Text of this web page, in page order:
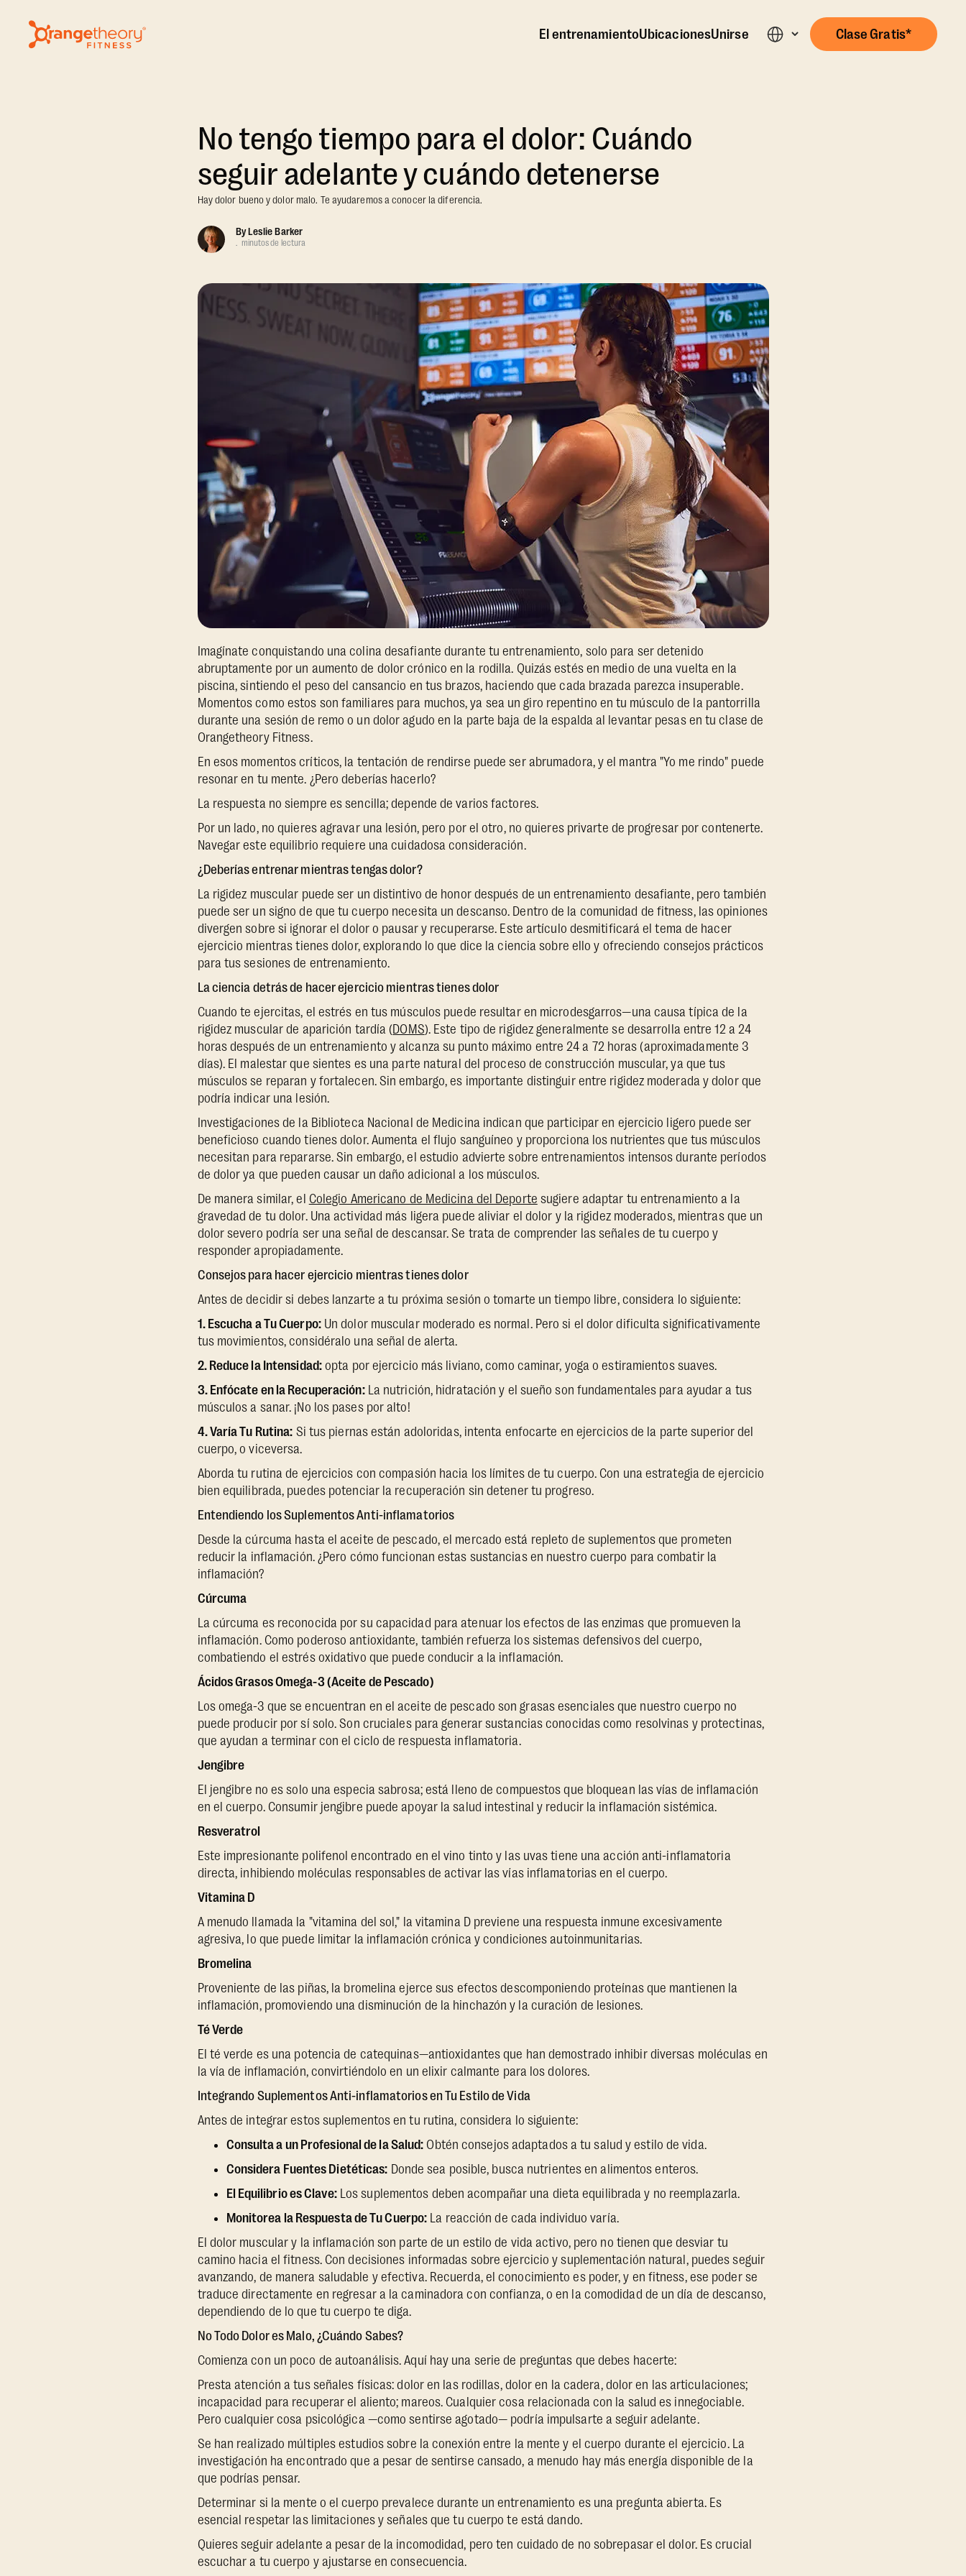
El entrenamientoUbicacionesUnirse Clase Gratis*
No tengo tiempo para el dolor: Cuándo
seguir adelante y cuándo detenerse
Hay dolor bueno y dolor malo. Te ayudaremos a conocer la diferencia.
By Leslie Barker
. minutos de lectura
Imagínate conquistando una colina desafiante durante tu entrenamiento, solo para ser detenido
abruptamente por un aumento de dolor crónico en la rodilla. Quizás estés en medio de una vuelta en la
piscina, sintiendo el peso del cansancio en tus brazos, haciendo que cada brazada parezca insuperable.
Momentos como estos son familiares para muchos, ya sea un giro repentino en tu músculo de la pantorrilla
durante una sesión de remo o un dolor agudo en la parte baja de la espalda al levantar pesas en tu clase de
Orangetheory Fitness.
En esos momentos críticos, la tentación de rendirse puede ser abrumadora, y el mantra "Yo me rindo" puede
resonar en tu mente. ¿Pero deberías hacerlo?
La respuesta no siempre es sencilla; depende de varios factores.
Por un lado, no quieres agravar una lesión, pero por el otro, no quieres privarte de progresar por contenerte.
Navegar este equilibrio requiere una cuidadosa consideración.
¿Deberías entrenar mientras tengas dolor?
La rigidez muscular puede ser un distintivo de honor después de un entrenamiento desafiante, pero también
puede ser un signo de que tu cuerpo necesita un descanso. Dentro de la comunidad de fitness, las opiniones
divergen sobre si ignorar el dolor o pausar y recuperarse. Este artículo desmitificará el tema de hacer
ejercicio mientras tienes dolor, explorando lo que dice la ciencia sobre ello y ofreciendo consejos prácticos
para tus sesiones de entrenamiento.
La ciencia detrás de hacer ejercicio mientras tienes dolor
Cuando te ejercitas, el estrés en tus músculos puede resultar en microdesgarros—una causa típica de la
rigidez muscular de aparición tardía (DOMS). Este tipo de rigidez generalmente se desarrolla entre 12 a 24
horas después de un entrenamiento y alcanza su punto máximo entre 24 a 72 horas (aproximadamente 3
días). El malestar que sientes es una parte natural del proceso de construcción muscular, ya que tus
músculos se reparan y fortalecen. Sin embargo, es importante distinguir entre rigidez moderada y dolor que
podría indicar una lesión.
Investigaciones de la Biblioteca Nacional de Medicina indican que participar en ejercicio ligero puede ser
beneficioso cuando tienes dolor. Aumenta el flujo sanguíneo y proporciona los nutrientes que tus músculos
necesitan para repararse. Sin embargo, el estudio advierte sobre entrenamientos intensos durante períodos
de dolor ya que pueden causar un daño adicional a los músculos.
De manera similar, el Colegio Americano de Medicina del Deporte sugiere adaptar tu entrenamiento a la
gravedad de tu dolor. Una actividad más ligera puede aliviar el dolor y la rigidez moderados, mientras que un
dolor severo podría ser una señal de descansar. Se trata de comprender las señales de tu cuerpo y
responder apropiadamente.
Consejos para hacer ejercicio mientras tienes dolor
Antes de decidir si debes lanzarte a tu próxima sesión o tomarte un tiempo libre, considera lo siguiente:
1. Escucha a Tu Cuerpo:Un dolor muscular moderado es normal. Pero si el dolor dificulta significativamente
tus movimientos, considéralo una señal de alerta.
2. Reduce la Intensidad:opta por ejercicio más liviano, como caminar, yoga o estiramientos suaves.
3. Enfócate en la Recuperación:La nutrición, hidratación y el sueño son fundamentales para ayudar a tus
músculos a sanar. ¡No los pases por alto!
4. Varía Tu Rutina: Si tus piernas están adoloridas, intenta enfocarte en ejercicios de la parte superior del
cuerpo, o viceversa.
Aborda tu rutina de ejercicios con compasión hacia los límites de tu cuerpo. Con una estrategia de ejercicio
bien equilibrada, puedes potenciar la recuperación sin detener tu progreso.
Entendiendo los Suplementos Anti-inflamatorios
Desde la cúrcuma hasta el aceite de pescado, el mercado está repleto de suplementos que prometen
reducir la inflamación. ¿Pero cómo funcionan estas sustancias en nuestro cuerpo para combatir la
inflamación?
Cúrcuma
La cúrcuma es reconocida por su capacidad para atenuar los efectos de las enzimas que promueven la
inflamación. Como poderoso antioxidante, también refuerza los sistemas defensivos del cuerpo,
combatiendo el estrés oxidativo que puede conducir a la inflamación.
Ácidos Grasos Omega-3 (Aceite de Pescado)
Los omega-3 que se encuentran en el aceite de pescado son grasas esenciales que nuestro cuerpo no
puede producir por sí solo. Son cruciales para generar sustancias conocidas como resolvinas y protectinas,
que ayudan a terminar con el ciclo de respuesta inflamatoria.
Jengibre
El jengibre no es solo una especia sabrosa; está lleno de compuestos que bloquean las vías de inflamación
en el cuerpo. Consumir jengibre puede apoyar la salud intestinal y reducir la inflamación sistémica.
Resveratrol
Este impresionante polifenol encontrado en el vino tinto y las uvas tiene una acción anti-inflamatoria
directa, inhibiendo moléculas responsables de activar las vías inflamatorias en el cuerpo.
Vitamina D
A menudo llamada la "vitamina del sol," la vitamina D previene una respuesta inmune excesivamente
agresiva, lo que puede limitar la inflamación crónica y condiciones autoinmunitarias.
Bromelina
Proveniente de las piñas, la bromelina ejerce sus efectos descomponiendo proteínas que mantienen la
inflamación, promoviendo una disminución de la hinchazón y la curación de lesiones.
Té Verde
El té verde es una potencia de catequinas—antioxidantes que han demostrado inhibir diversas moléculas en
la vía de inflamación, convirtiéndolo en un elixir calmante para los dolores.
Integrando Suplementos Anti-inflamatorios en Tu Estilo de Vida
Antes de integrar estos suplementos en tu rutina, considera lo siguiente:
Consulta a un Profesional de la Salud: Obtén consejos adaptados a tu salud y estilo de vida.
Considera Fuentes Dietéticas: Donde sea posible, busca nutrientes en alimentos enteros.
El Equilibrio es Clave:Los suplementos deben acompañar una dieta equilibrada y no reemplazarla.
Monitorea la Respuesta de Tu Cuerpo: La reacción de cada individuo varía.
El dolor muscular y la inflamación son parte de un estilo de vida activo, pero no tienen que desviar tu
camino hacia el fitness. Con decisiones informadas sobre ejercicio y suplementación natural, puedes seguir
avanzando, de manera saludable y efectiva. Recuerda, el conocimiento es poder, y en fitness, ese poder se
traduce directamente en regresar a la caminadora con confianza, o en la comodidad de un día de descanso,
dependiendo de lo que tu cuerpo te diga.
No Todo Dolor es Malo, ¿Cuándo Sabes?
Comienza con un poco de autoanálisis. Aquí hay una serie de preguntas que debes hacerte:
Presta atención a tus señales físicas: dolor en las rodillas, dolor en la cadera, dolor en las articulaciones;
incapacidad para recuperar el aliento; mareos. Cualquier cosa relacionada con la salud es innegociable.
Pero cualquier cosa psicológica —como sentirse agotado— podría impulsarte a seguir adelante.
Se han realizado múltiples estudios sobre la conexión entre la mente y el cuerpo durante el ejercicio. La
investigación ha encontrado que a pesar de sentirse cansado, a menudo hay más energía disponible de la
que podrías pensar.
Determinar si la mente o el cuerpo prevalece durante un entrenamiento es una pregunta abierta. Es
esencial respetar las limitaciones y señales que tu cuerpo te está dando.
Quieres seguir adelante a pesar de la incomodidad, pero ten cuidado de no sobrepasar el dolor. Es crucial
escuchar a tu cuerpo y ajustarse en consecuencia.